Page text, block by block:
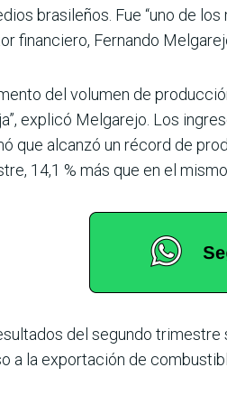
brasileños. Fue “uno de
financiero, Fernando
del volumen de
explicó Melgarejo. Los
que alcanzó un récord de
14,1 % más que en el
del segundo trimestre
a la exportación de